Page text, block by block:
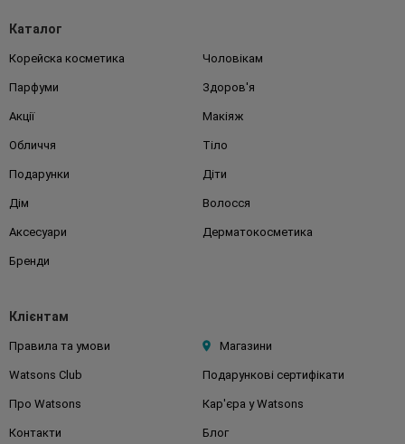
Каталог
Корейска косметика Чоловікам
Парфуми Здоров'я
Акції Макіяж
Обличчя Тіло
Подарунки Діти
Дім Волосся
Аксесуари Дерматокосметика
Бренди
Клієнтам
Правила та умови Магазини
Watsons Club Подарункові сертифікати
Про Watsons Кар'єра у Watsons
Контакти Блог